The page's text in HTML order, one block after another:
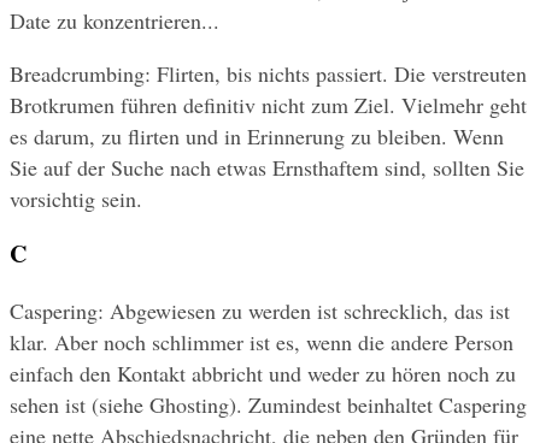
Date zu konzentrieren...
Breadcrumbing: Flirten, bis nichts passiert. Die verstreuten
Brotkrumen führen definitiv nicht zum Ziel. Vielmehr geht
es darum, zu flirten und in Erinnerung zu bleiben. Wenn
Sie auf der Suche nach etwas Ernsthaftem sind, sollten Sie
vorsichtig sein.
C
Caspering: Abgewiesen zu werden ist schrecklich, das ist
klar. Aber noch schlimmer ist es, wenn die andere Person
einfach den Kontakt abbricht und weder zu hören noch zu
sehen ist (siehe Ghosting). Zumindest beinhaltet Caspering
eine nette Abschiedsnachricht, die neben den Gründen für